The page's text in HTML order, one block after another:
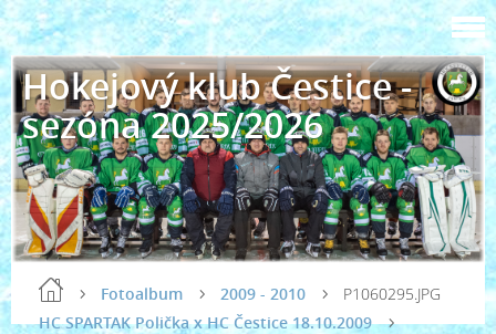
Hokejový klub Čestice -
sezóna 2025/2026
Fotoalbum
2009 - 2010
HC SPARTAK Polička x HC Čestice 18.10.2009
P1060295.JPG